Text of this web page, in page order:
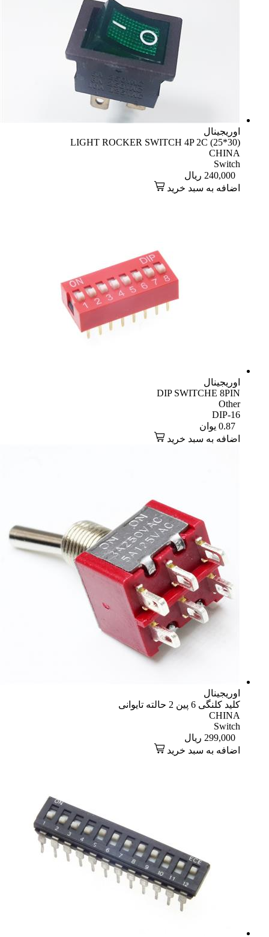
اوریجینال
LIGHT ROCKER SWITCH 4P 2C (25*30)
CHINA
Switch
240,000 ریال
اضافه به سبد خرید
اوریجینال
DIP SWITCHE 8PIN
Other
DIP-16
0.87 یوان
اضافه به سبد خرید
اوریجینال
کلید کلنگی 6 پین 2 حالته تایوانی
CHINA
Switch
299,000 ریال
اضافه به سبد خرید